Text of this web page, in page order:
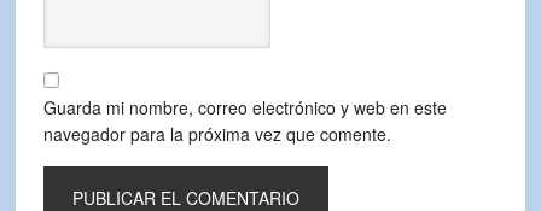
Guarda mi nombre, correo electrónico y web en este
navegador para la próxima vez que comente.